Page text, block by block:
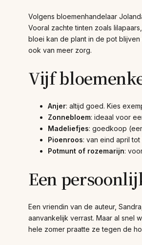
Volgens bloemenhandelaar
Vooral zachte tinten zoals
bloei kan de plant in de pot
ook van meer zorg.
Vijf
Anjer: altijd goed. Kies
Zonnebloem: ideaal voor
Madeliefjes: goedkoop
Pioenroos: van eind april
Potmunt of rozemarijn:
Een
Een vriendin van de auteur,
aanvankelijk verrast. Maar al snel
hele zomer praatte ze tegen de